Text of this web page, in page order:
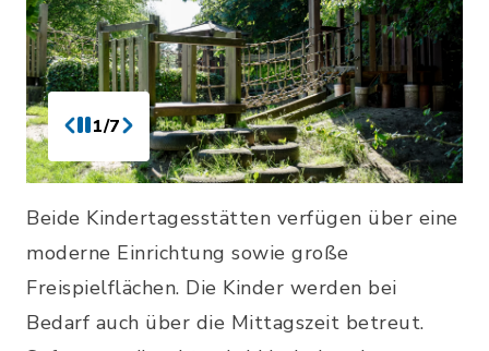
1/7
Beide Kindertagesstätten verfügen über eine
moderne Einrichtung sowie große
Freispielflächen. Die Kinder werden bei
Bedarf auch über die Mittagszeit betreut.